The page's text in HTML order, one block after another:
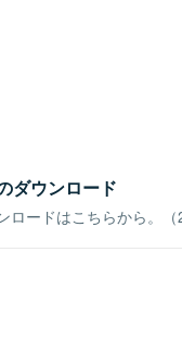
ダウンロード
ロードはこちらから。（